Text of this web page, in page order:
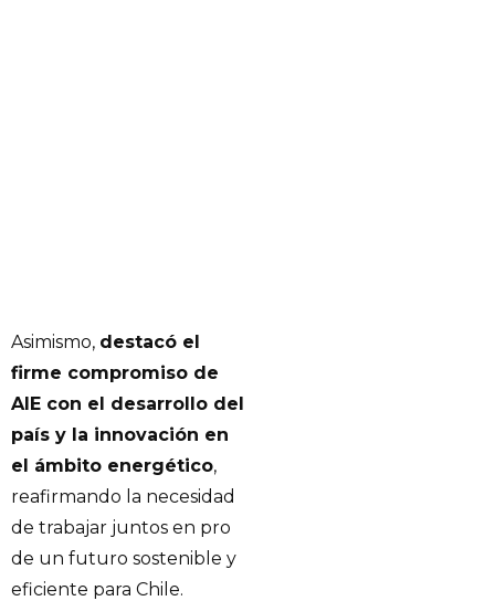
Asimismo, destacó el
firme compromiso de
AIE con el desarrollo del
país y la innovación en
el ámbito energético,
reafirmando la necesidad
de trabajar juntos en pro
de un futuro sostenible y
eficiente para Chile.